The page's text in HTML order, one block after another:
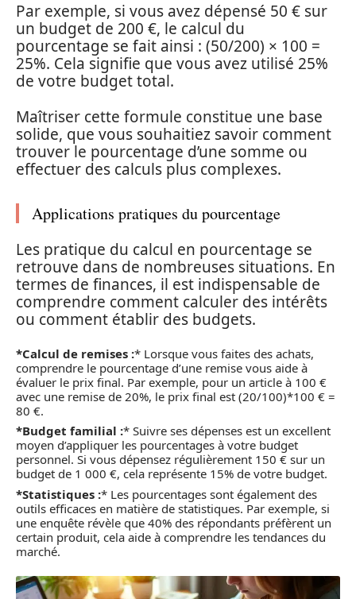
Par exemple, si vous avez dépensé 50 € sur
un budget de 200 €, le calcul du
pourcentage se fait ainsi : (50/200) × 100 =
25%. Cela signifie que vous avez utilisé 25%
de votre budget total.
Maîtriser cette formule constitue une base
solide, que vous souhaitiez savoir comment
trouver le pourcentage d’une somme ou
effectuer des calculs plus complexes.
Applications pratiques du pourcentage
Les pratique du calcul en pourcentage se
retrouve dans de nombreuses situations. En
termes de finances, il est indispensable de
comprendre comment calculer des intérêts
ou comment établir des budgets.
*Calcul de remises :* Lorsque vous faites des achats,
comprendre le pourcentage d’une remise vous aide à
évaluer le prix final. Par exemple, pour un article à 100 €
avec une remise de 20%, le prix final est (20/100)*100 € =
80 €.
*Budget familial :* Suivre ses dépenses est un excellent
moyen d’appliquer les pourcentages à votre budget
personnel. Si vous dépensez régulièrement 150 € sur un
budget de 1 000 €, cela représente 15% de votre budget.
*Statistiques :* Les pourcentages sont également des
outils efficaces en matière de statistiques. Par exemple, si
une enquête révèle que 40% des répondants préfèrent un
certain produit, cela aide à comprendre les tendances du
marché.